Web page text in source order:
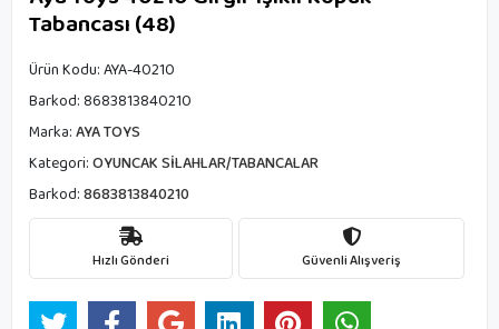
Tabancası (48)
Ürün Kodu:AYA-40210
Barkod:8683813840210
Marka:AYA TOYS
Kategori:OYUNCAK SİLAHLAR/TABANCALAR
Barkod:8683813840210
Hızlı Gönderi Güvenli Alışveriş